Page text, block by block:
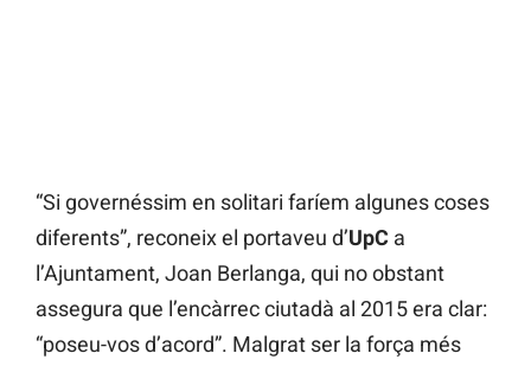
“Si governéssim en solitari faríem algunes coses
diferents”, reconeix el portaveu d’UpC a
l’Ajuntament, Joan Berlanga, qui no obstant
assegura que l’encàrrec ciutadà al 2015 era clar:
“poseu-vos d’acord”. Malgrat ser la força més